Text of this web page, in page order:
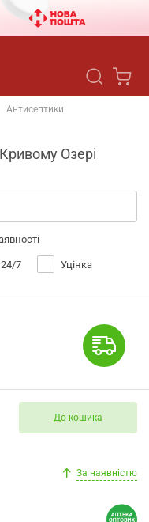
Антисептики
Озері
7 Уцінка
До кошика
За наявністю